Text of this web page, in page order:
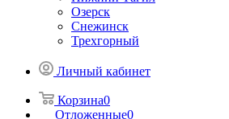
Озерск
Снежинск
Трехгорный
Личный кабинет
Корзина0
Отложенные0